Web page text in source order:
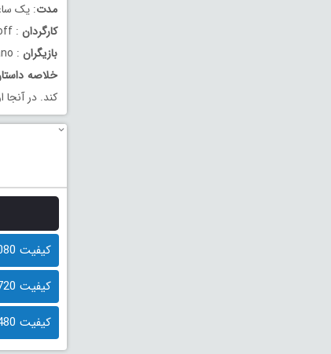
مدت: یک ساعت و
کارگردان : Rob Minkoff
بازیگران : Jackie Chan , Jet Li , Michael Angarano
خلاصه
کند. در
کیفیت 1080 (1.5 گیگابایت)
کیفیت 720 (1.1 گیگابایت)
کیفیت 480 (600 مگابایت)